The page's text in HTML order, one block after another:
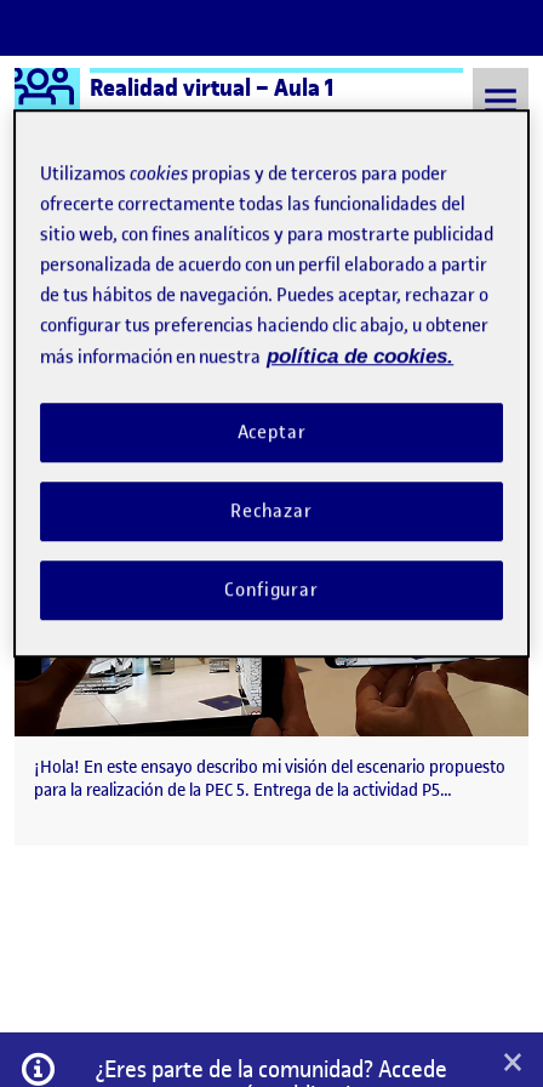
Saltar al contenido
Logo Ágora
Realidad virtual – Aula 1
Semestre 20231 - Aula 1 redes sociales
redes sociales
Publicado por
Azazel Fernández Prado
Fecha de publicación2 marzo, 2024 5:58 pm
comentarioen ¿Y si la realidad aumentada
¡Hola! En este ensayo describo mi visión del escenario propuesto
para la realización de la PEC 5. Entrega de la actividad P5…
Información
¿Eres parte de la comunidad? Accede
×
Utilizamoscookies propias y de terceros para poder
ofrecerte correctamente todas las funcionalidades del
sitio web, con fines analíticos y para mostrarte publicidad
personalizada de acuerdo con un perfil elaborado a partir
de tus hábitos de navegación. Puedes aceptar, rechazar o
configurar tus preferencias haciendo clic abajo, u obtener
más información en nuestra política de cookies.
Rechazar
Aceptar
Configurar